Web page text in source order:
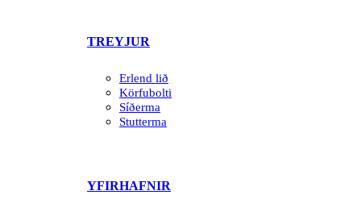
TREYJUR
Erlend lið
Körfubolti
Síðerma
Stutterma
YFIRHAFNIR